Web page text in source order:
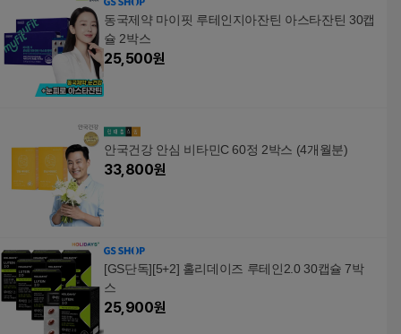
동국제약 마이핏 루테인지아잔틴 아스타잔틴 30캡
슐 2박스
25,500원
안국건강 안심 비타민C 60정 2박스 (4개월분)
33,800원
[GS단독][5+2] 홀리데이즈 루테인2.0 30캡슐 7박
스
25,900원